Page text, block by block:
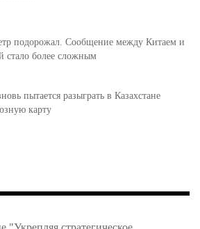
подорожал. Сообщение между Китаем и
стало более сложным
пытается разыграть в Казахстане
карту